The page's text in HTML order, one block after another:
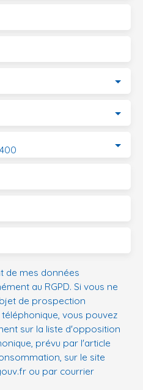
de mes données
au RGPD. Si vous ne
de prospection
vous pouvez
sur la liste d'opposition
prévu par l'article
sur le site
ou par courrier